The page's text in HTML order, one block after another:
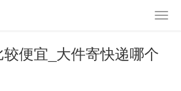
便宜_大件寄快递哪个